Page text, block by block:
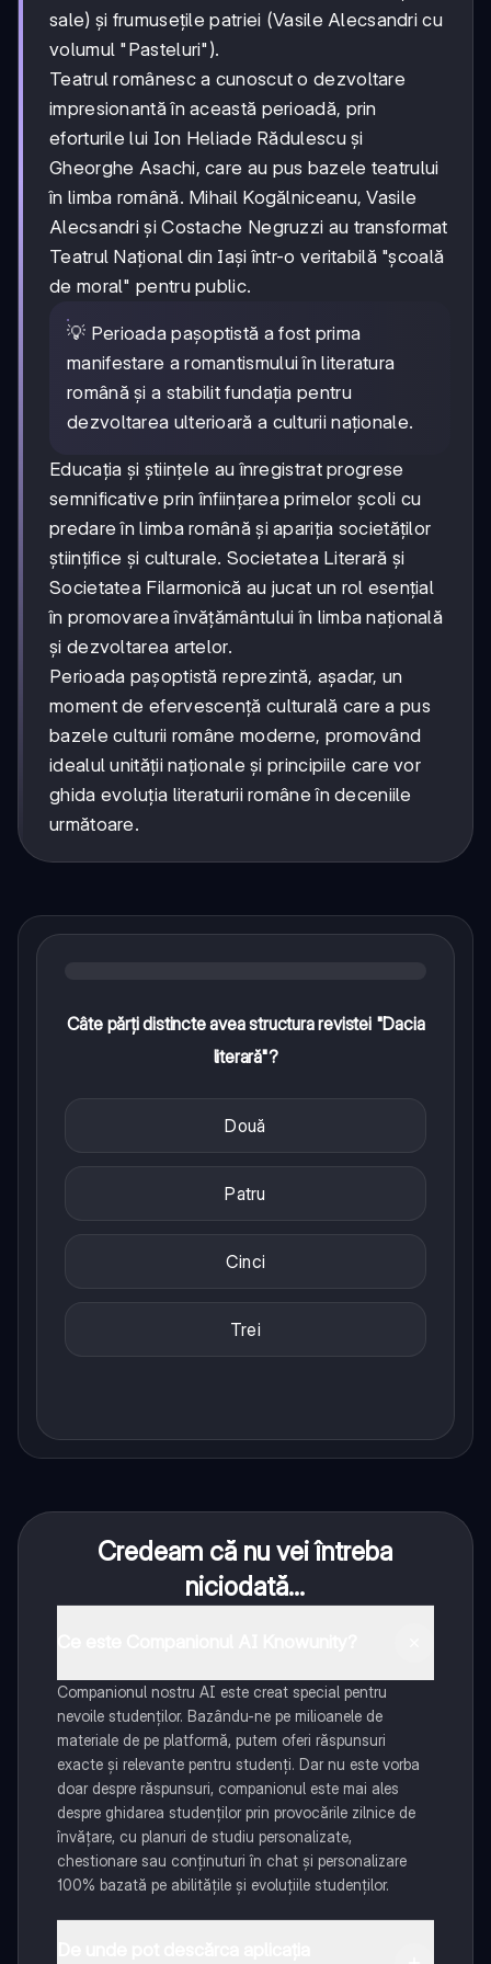
sale) și frumusețile patriei (Vasile Alecsandri cu
volumul "Pasteluri").
Teatrul românesc a cunoscut o dezvoltare
impresionantă în această perioadă, prin
eforturile lui Ion Heliade Rădulescu și
Gheorghe Asachi, care au pus bazele teatrului
în limba română. Mihail Kogălniceanu, Vasile
Alecsandri și Costache Negruzzi au transformat
Teatrul Național din Iași într-o veritabilă "școală
de moral" pentru public.
💡 Perioada pașoptistă a fost prima
manifestare a romantismului în literatura
română și a stabilit fundația pentru
dezvoltarea ulterioară a culturii naționale.
Educația și științele au înregistrat progrese
semnificative prin înființarea primelor școli cu
predare în limba română și apariția societăților
științifice și culturale. Societatea Literară și
Societatea Filarmonică au jucat un rol esențial
în promovarea învățământului în limba națională
și dezvoltarea artelor.
Perioada pașoptistă reprezintă, așadar, un
moment de efervescență culturală care a pus
bazele culturii române moderne, promovând
idealul unității naționale și principiile care vor
ghida evoluția literaturii române în deceniile
următoare.
Câte părți distincte avea structura revistei "Dacia
literară"?
Două
Patru
Cinci
Trei
Credeam că nu vei întreba
niciodată...
Companionul nostru AI este creat special pentru
nevoile studenților. Bazându-ne pe milioanele de
materiale de pe platformă, putem oferi răspunsuri
exacte și relevante pentru studenți. Dar nu este vorba
doar despre răspunsuri, companionul este mai ales
despre ghidarea studenților prin provocările zilnice de
învățare, cu planuri de studiu personalizate,
chestionare sau conținuturi în chat și personalizare
100% bazată pe abilitățile și evoluțiile studenților.